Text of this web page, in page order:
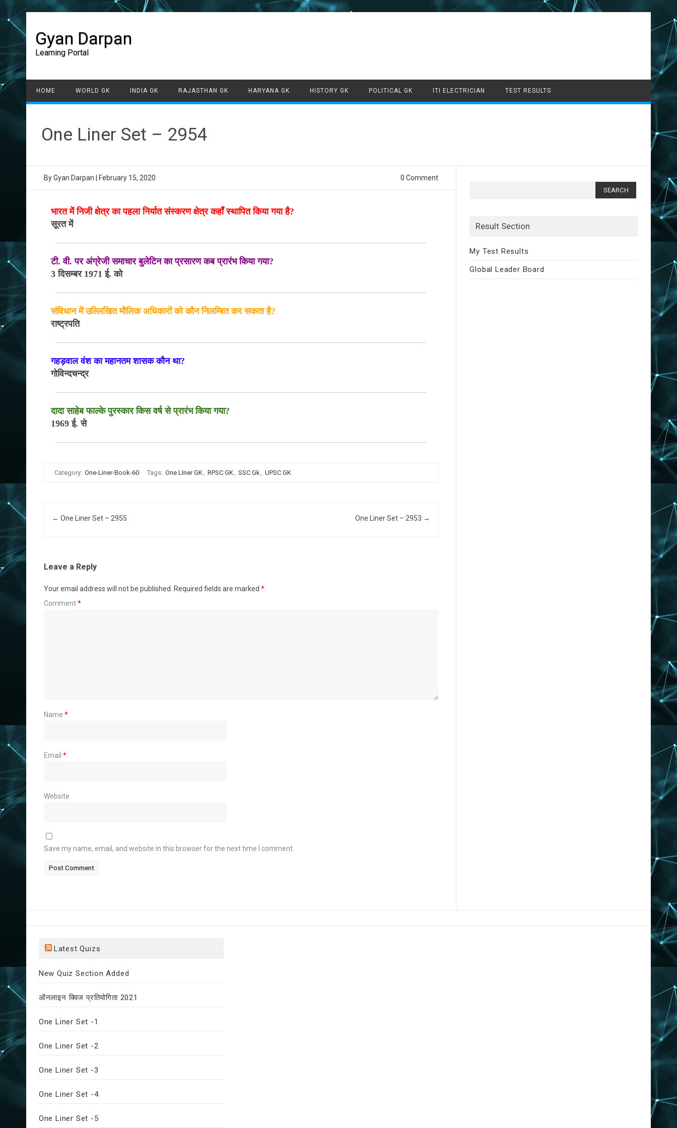
Gyan Darpan
Learning Portal
Skip to content
HOME WORLD GK INDIA GK RAJASTHAN GK HARYANA GK HISTORY GK POLITICAL GK ITI ELECTRICIAN TEST RESULTS
One Liner Set – 2954
ByGyan Darpan February 15, 2020 0 Comment
भारत में निजी क्षेत्र का पहला निर्यात संस्करण क्षेत्र कहाँ स्थापित किया गया है?
सूरत में
टी. वी. पर अंग्रेजी समाचार बुलेटिन का प्रसारण कब प्रारंभ किया गया?
3 दिसम्बर 1971 ई. को
संविधान में उल्लिखित मौलिक अधिकारों को कौन निलम्बित कर सकता है?
राष्ट्रपति
गहड़वाल वंश का महानतम शासक कौन था?
गोविन्दचन्द्र
दादा साहेब फाल्के पुरस्कार किस वर्ष से प्रारंभ किया गया?
1969 ई. से
Category: One-Liner-Book-60 Tags: One LIner GK, RPSC GK, SSC Gk, UPSC GK
Post navigation
← One Liner Set – 2955 One Liner Set – 2953 →
Leave a Reply
Your email address will not be published. Required fields are marked *
Comment*
Name *
Email *
Website
Save my name, email, and website in this browser for the next time I comment.
Result Section
My Test Results
Global Leader Board
Latest Quizs
New Quiz Section Added
ऑनलाइन क्विज प्रतियोगिता 2021
One Liner Set -1
One Liner Set -2
One Liner Set -3
One Liner Set -4
One Liner Set -5